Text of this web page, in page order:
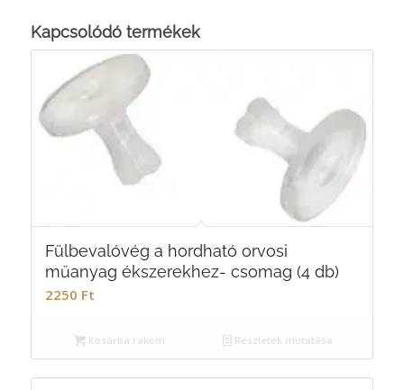
Kapcsolódó termékek
Fülbevalóvég a hordható orvosi
műanyag ékszerekhez- csomag (4 db)
2250 Ft
Kosárba rakom Részletek mutatása